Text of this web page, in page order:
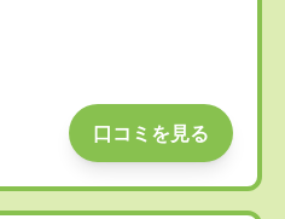
口コミを見る